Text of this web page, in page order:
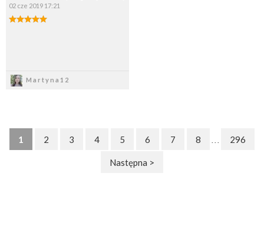
02 cze 2019 17:21
Martyna12
1 2 3 4 5 6 7 8 296
Następna >